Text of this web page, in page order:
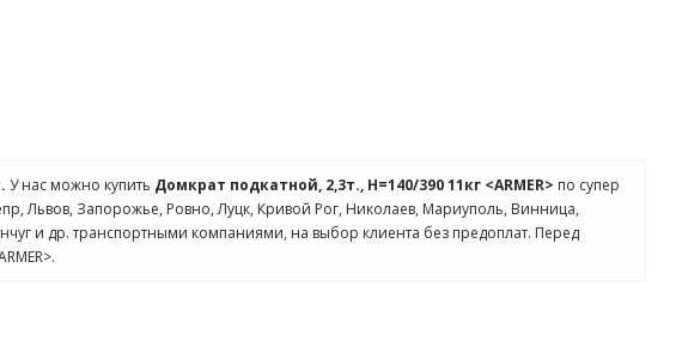
У нас можно купить Домкрат подкатной, 2,3т., Н=140/390 11кг <ARMER> по супер
Львов, Запорожье, Ровно, Луцк, Кривой Рог, Николаев, Мариуполь, Винница,
и др. транспортными компаниями, на выбор клиента без предоплат. Перед